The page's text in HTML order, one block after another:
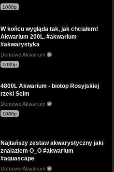
1080p
W końcu wygląda tak, jak chciałem!
Akwarium 200L. #akwarium
#akwarystyka
Domowe Akwarium
1080p
4800L Akwarium - biotop Rosyjskiej
rzeki Seim
Domowe Akwarium
1080p
Najtańszy zestaw akwarystyczny jaki
znalazłem O_O #akwarium
#aquascape
Domowe Akwarium